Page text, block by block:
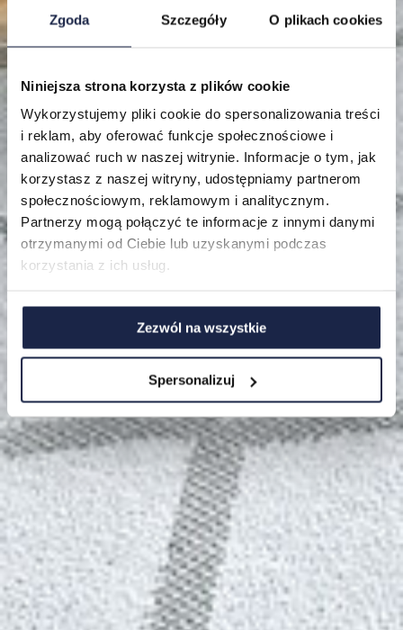
Zgoda Szczegóły O plikach cookies
Niniejsza strona korzysta z plików cookie
Wykorzystujemy pliki cookie do spersonalizowania treści
i reklam, aby oferować funkcje społecznościowe i
analizować ruch w naszej witrynie. Informacje o tym, jak
korzystasz z naszej witryny, udostępniamy partnerom
społecznościowym, reklamowym i analitycznym.
Partnerzy mogą połączyć te informacje z innymi danymi
otrzymanymi od Ciebie lub uzyskanymi podczas
korzystania z ich usług.
Zezwól na wszystkie
Spersonalizuj
Lokalizacje
Mieszkania
O nas
FAQ